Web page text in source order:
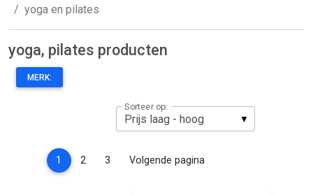
yoga en pilates
yoga, pilates producten
MERK:
Sorteer op:
1 (current)
2 3 Volgende pagina